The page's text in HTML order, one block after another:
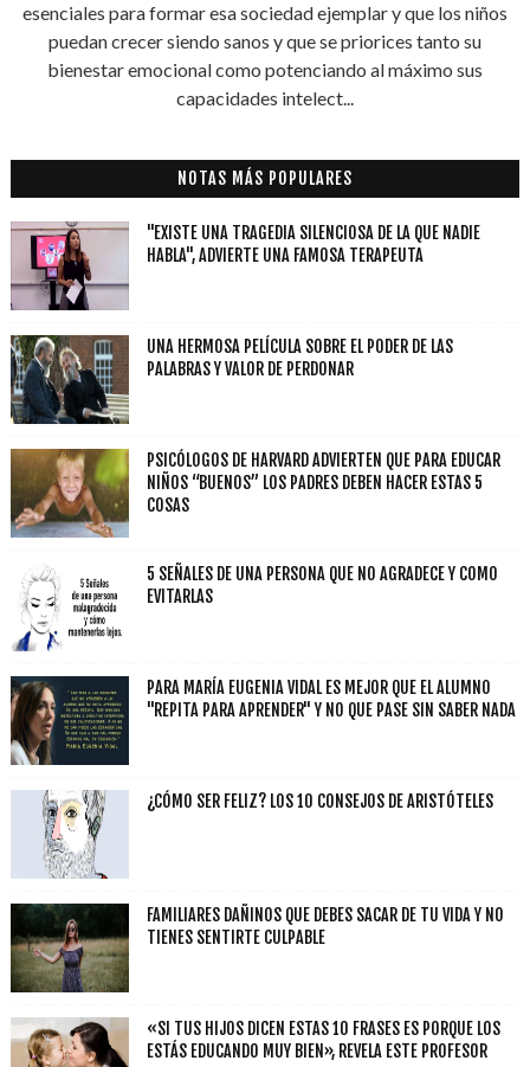
esenciales para formar esa sociedad ejemplar y que los niños
puedan crecer siendo sanos y que se priorices tanto su
bienestar emocional como potenciando al máximo sus
capacidades intelect...
NOTAS MÁS POPULARES
"EXISTE UNA TRAGEDIA SILENCIOSA DE LA QUE NADIE
HABLA", ADVIERTE UNA FAMOSA TERAPEUTA
UNA HERMOSA PELÍCULA SOBRE EL PODER DE LAS
PALABRAS Y VALOR DE PERDONAR
PSICÓLOGOS DE HARVARD ADVIERTEN QUE PARA EDUCAR
NIÑOS “BUENOS” LOS PADRES DEBEN HACER ESTAS 5
COSAS
5 SEÑALES DE UNA PERSONA QUE NO AGRADECE Y COMO
EVITARLAS
PARA MARÍA EUGENIA VIDAL ES MEJOR QUE EL ALUMNO
"REPITA PARA APRENDER" Y NO QUE PASE SIN SABER NADA
¿CÓMO SER FELIZ? LOS 10 CONSEJOS DE ARISTÓTELES
FAMILIARES DAÑINOS QUE DEBES SACAR DE TU VIDA Y NO
TIENES SENTIRTE CULPABLE
«SI TUS HIJOS DICEN ESTAS 10 FRASES ES PORQUE LOS
ESTÁS EDUCANDO MUY BIEN», REVELA ESTE PROFESOR